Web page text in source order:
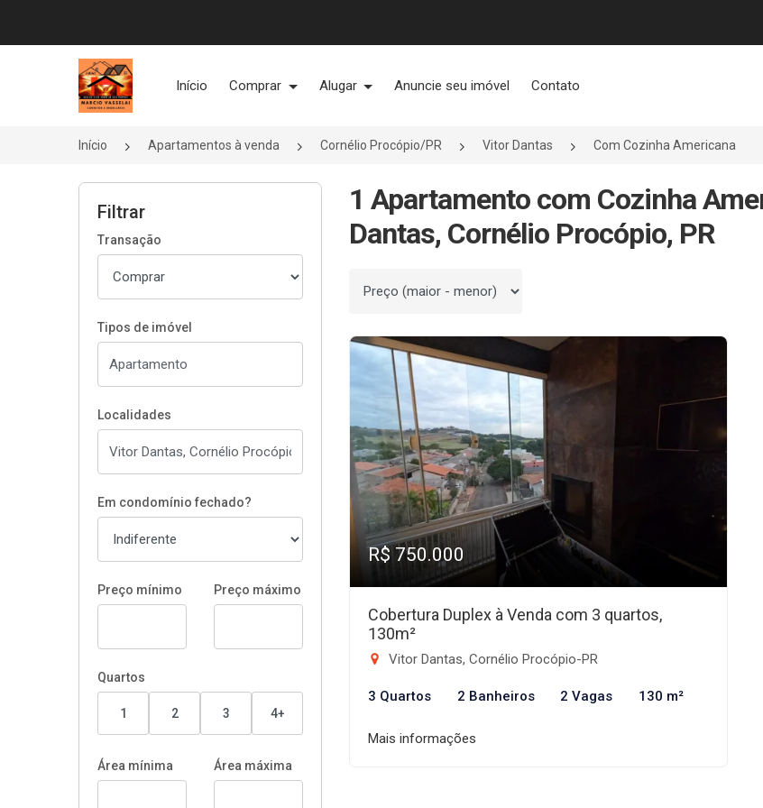
Página inicial
Início Comprar Alugar Anuncie seu imóvel Contato
Início Apartamentos à venda Cornélio Procópio/PR Vitor Dantas Com Cozinha Americana
Filtrar
Transação
Tipos de imóvel
Localidades
Em condomínio fechado?
Preço mínimo Preço máximo
Quartos
1 2 3 4+
Área mínima Área máxima
1 Apartamento com Cozinha
Dantas, Cornélio Procópio, PR
Ordenar por
R$ 750.000
Cobertura Duplex à Venda com 3 quartos,
130m²
Vitor Dantas, Cornélio Procópio-PR
3 Quartos 2 Banheiros 2 Vagas 130 m²
Mais informações